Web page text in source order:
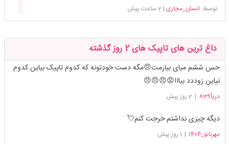
توسط انسان_مجازی | 2 ساعت پیش
داغ ترین های تاپیک های 2 روز گذشته
حس ششم میای بیارمت😠مگه دست خودتونه که کدوم تاپیک بیاین کدوم
نیاین زوددد بیااا😡😠😠😠
دریآ839 | 2 روز پیش
دیگه چیزی نداشتم خرجت کنم💘
مهربانو_1404 | 1 روز پیش